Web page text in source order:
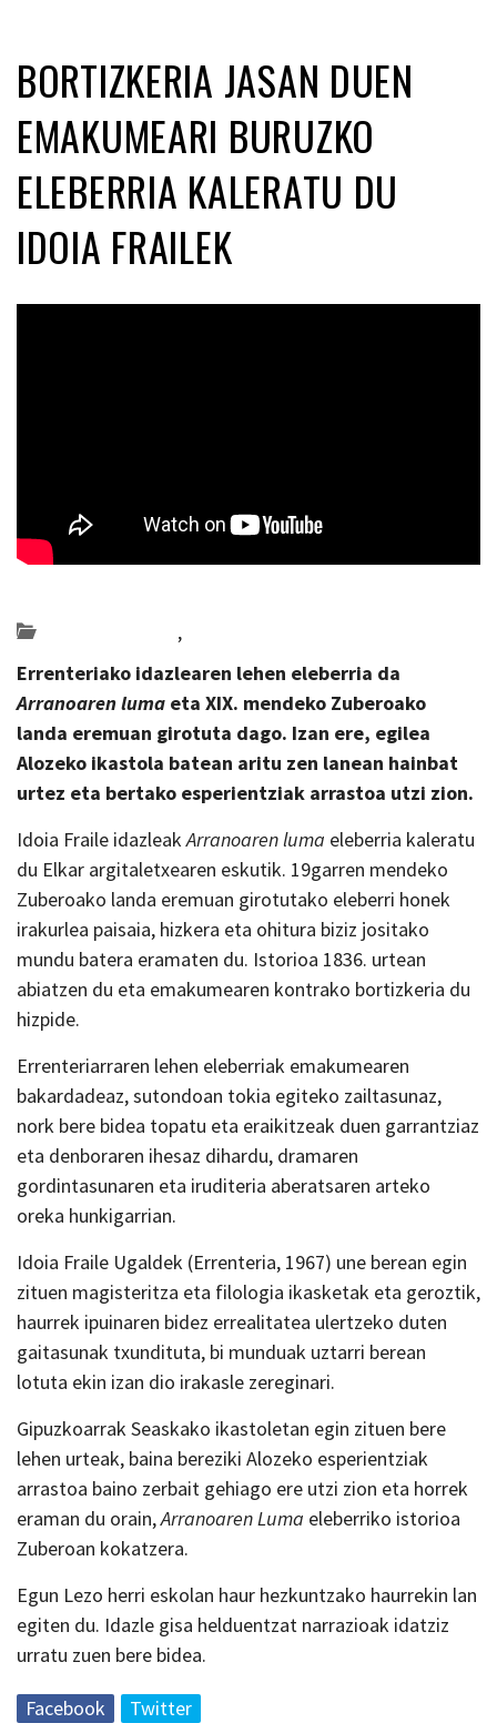
BORTIZKERIA JASAN DUEN
EMAKUMEARI BURUZKO
ELEBERRIA KALERATU DU
IDOIA FRAILEK
,
Errenteriako idazlearen lehen eleberria da
Arranoaren luma eta XIX. mendeko Zuberoako
landa eremuan girotuta dago. Izan ere, egilea
Alozeko ikastola batean aritu zen lanean hainbat
urtez eta bertako esperientziak arrastoa utzi zion.
Idoia Fraile idazleakArranoaren luma eleberria kaleratu
du Elkar argitaletxearen eskutik. 19garren mendeko
Zuberoako landa eremuan girotutako eleberri honek
irakurlea paisaia, hizkera eta ohitura biziz jositako
mundu batera eramaten du. Istorioa 1836. urtean
abiatzen du eta emakumearen kontrako bortizkeria du
hizpide.
Errenteriarraren lehen eleberriak emakumearen
bakardadeaz, sutondoan tokia egiteko zailtasunaz,
nork bere bidea topatu eta eraikitzeak duen garrantziaz
eta denboraren ihesaz dihardu, dramaren
gordintasunaren eta iruditeria aberatsaren arteko
oreka hunkigarrian.
Idoia Fraile Ugaldek (Errenteria, 1967) une berean egin
zituen magisteritza eta filologia ikasketak eta geroztik,
haurrek ipuinaren bidez errealitatea ulertzeko duten
gaitasunak txundituta, bi munduak uztarri berean
lotuta ekin izan dio irakasle zereginari.
Gipuzkoarrak Seaskako ikastoletan egin zituen bere
lehen urteak, baina bereziki Alozeko esperientziak
arrastoa baino zerbait gehiago ere utzi zion eta horrek
eraman du orain,Arranoaren Luma eleberriko istorioa
Zuberoan kokatzera.
Egun Lezo herri eskolan haur hezkuntzako haurrekin lan
egiten du. Idazle gisa helduentzat narrazioak idatziz
urratu zuen bere bidea.
Facebook Twitter